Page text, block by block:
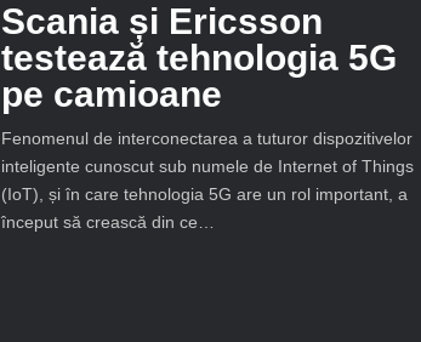
Scania și Ericsson
testează tehnologia 5G
pe camioane
Fenomenul de interconectarea a tuturor dispozitivelor
inteligente cunoscut sub numele de Internet of Things
(IoT), și în care tehnologia 5G are un rol important, a
început să crească din ce…